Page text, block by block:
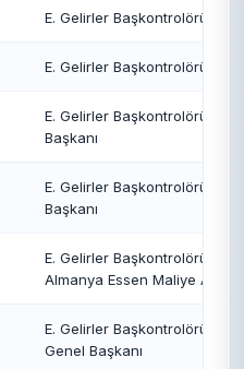
E. Gelirler Başkontrolörü
E. Gelirler Başkontrolörü
E. Gelirler Başkontrolörü •
Başkanı
E. Gelirler Başkontrolörü •
Başkanı
E. Gelirler Başkontrolörü • E.
Almanya Essen Maliye
E. Gelirler Başkontrolörü •
Genel Başkanı